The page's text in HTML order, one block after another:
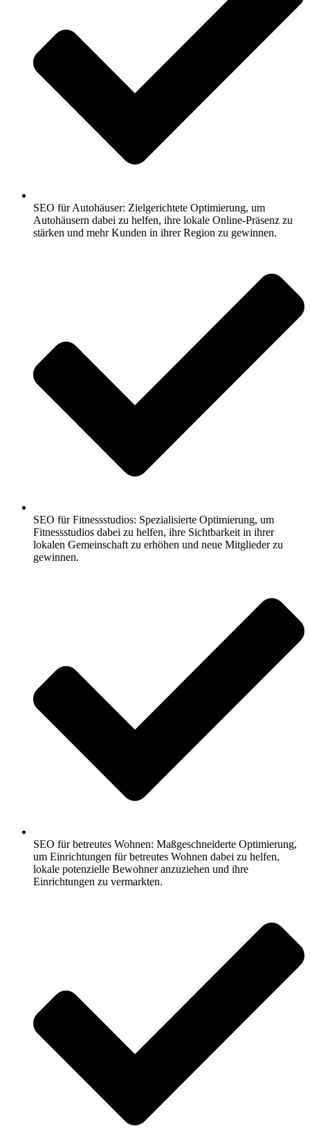
SEO für Autohäuser: Zielgerichtete Optimierung, um
Autohäusern dabei zu helfen, ihre lokale Online-Präsenz zu
stärken und mehr Kunden in ihrer Region zu gewinnen.
SEO für Fitnessstudios: Spezialisierte Optimierung, um
Fitnessstudios dabei zu helfen, ihre Sichtbarkeit in ihrer
lokalen Gemeinschaft zu erhöhen und neue Mitglieder zu
gewinnen.
SEO für betreutes Wohnen: Maßgeschneiderte Optimierung,
um Einrichtungen für betreutes Wohnen dabei zu helfen,
lokale potenzielle Bewohner anzuziehen und ihre
Einrichtungen zu vermarkten.